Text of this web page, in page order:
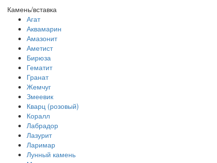
Камень/вставка
Агат
Аквамарин
Амазонит
Аметист
Бирюза
Гематит
Гранат
Жемчуг
Змеевик
Кварц (розовый)
Коралл
Лабрадор
Лазурит
Ларимар
Лунный камень